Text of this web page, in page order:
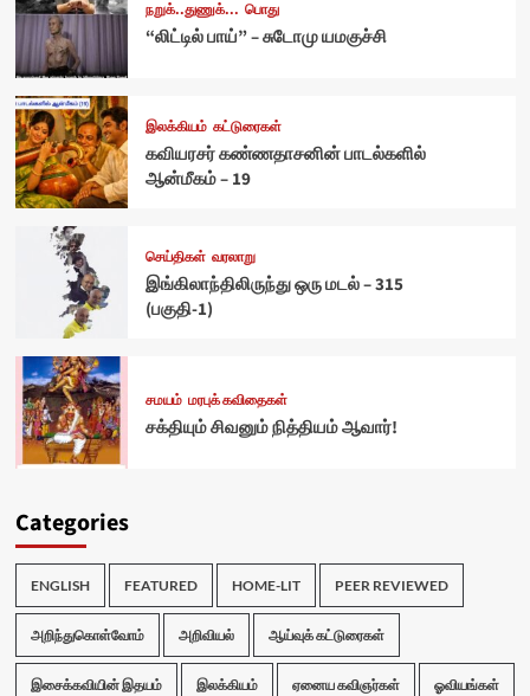
நறுக்..துணுக்... பொது
“லிட்டில் பாய்” – சுடோமு யமகுச்சி
இலக்கியம் கட்டுரைகள்
கவியரசர் கண்ணதாசனின் பாடல்களில்
ஆன்மீகம் – 19
செய்திகள் வரலாறு
இங்கிலாந்திலிருந்து ஒரு மடல் – 315
(பகுதி-1)
சமயம் மரபுக் கவிதைகள்
சக்தியும் சிவனும் நித்தியம் ஆவார்!
Categories
ENGLISH FEATURED HOME-LIT PEER REVIEWED
அறிந்துகொள்வோம் அறிவியல் ஆய்வுக் கட்டுரைகள்
இசைக்கவியின் இதயம் இலக்கியம் ஏனைய கவிஞர்கள் ஓவியங்கள்